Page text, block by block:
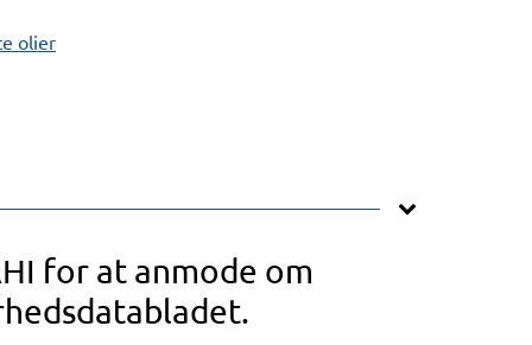
olier
for at anmode om